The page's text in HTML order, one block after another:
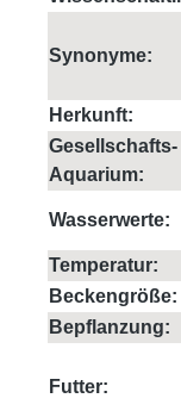
Synonyme:
Herkunft:
Gesellschafts-
Aquarium:
Wasserwerte:
Temperatur:
Beckengröße:
Bepflanzung:
Futter: